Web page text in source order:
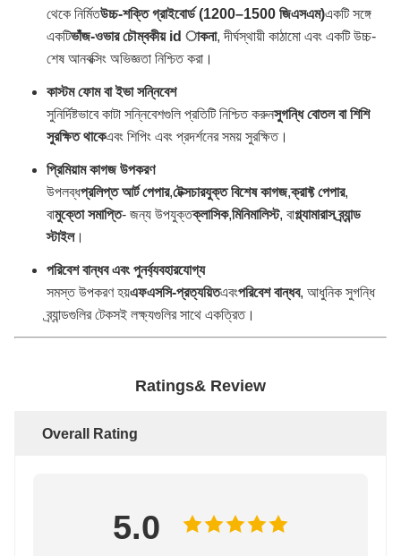
থেকে নির্মিতউচ্চ-শক্তি গ্রাইবোর্ড (1200–1500 জিএসএম)একটি সঙ্গে
একটিভাঁজ-ওভার চৌম্বকীয় id াকনা, দীর্ঘস্থায়ী কাঠামো এবং একটি উচ্চ-
শেষ আনবক্সিং অভিজ্ঞতা নিশ্চিত করা।
কাস্টম ফোম বা ইভা সন্নিবেশ
সুনির্দিষ্টভাবে কাটা সন্নিবেশগুলি প্রতিটি নিশ্চিত করুনসুগন্ধি বোতল বা শিশি
সুরক্ষিত থাকেএবং শিপিং এবং প্রদর্শনের সময় সুরক্ষিত।
প্রিমিয়াম কাগজ উপকরণ
উপলব্ধপ্রলিপ্ত আর্ট পেপার,টেক্সচারযুক্ত বিশেষ কাগজ,ক্রাফ্ট পেপার,
বামুক্তো সমাপ্তি- জন্য উপযুক্তক্লাসিক,মিনিমালিস্ট, বাগ্ল্যামারাস ব্র্যান্ড
স্টাইল।
পরিবেশ বান্ধব এবং পুনর্ব্যবহারযোগ্য
সমস্ত উপকরণ হয়এফএসসি-প্রত্যয়িতএবংপরিবেশ বান্ধব, আধুনিক সুগন্ধি
ব্র্যান্ডগুলির টেকসই লক্ষ্যগুলির সাথে একত্রিত।
Ratings& Review
Overall Rating
5.0